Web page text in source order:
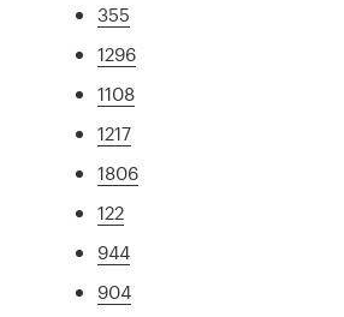
355
1296
1108
1217
1806
122
944
904